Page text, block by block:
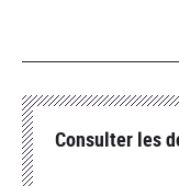
Consulter les